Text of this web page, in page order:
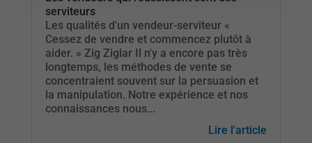
serviteurs
Les qualités d'un vendeur-serviteur «
Cessez de vendre et commencez plutôt à
aider. » Zig Ziglar Il n'y a encore pas très
longtemps, les méthodes de vente se
concentraient souvent sur la persuasion et
la manipulation. Notre expérience et nos
connaissances nous...
Lire l'article